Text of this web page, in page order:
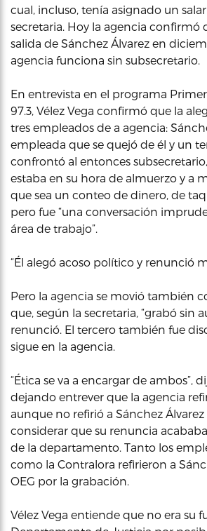
cual, incluso, tenía asignado un
secretaria. Hoy la agencia confirmó
salida de Sánchez Álvarez en
agencia funciona sin subsecretario.
En entrevista en el programa
97.3, Vélez Vega confirmó que la
tres empleados de a agencia:
empleada que se quejó de él y un
confrontó al entonces
estaba en su hora de almuerzo y a
que sea un conteo de dinero, de
pero fue “una conversación
área de trabajo”.
“Él alegó acoso político y renunció
Pero la agencia se movió también
que, según la secretaria, “grabó sin
renunció. El tercero también fue
sigue en la agencia.
“Ética se va a encargar de ambos”,
dejando entrever que la agencia
aunque no refirió a Sánchez
considerar que su renuncia
de la departamento. Tanto los
como la Contralora refirieron a
OEG por la grabación.
Vélez Vega entiende que no era su